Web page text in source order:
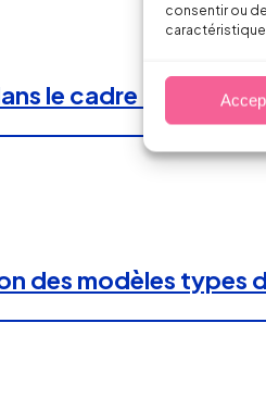
consentir ou
le cadre du PSE :
des modèles types